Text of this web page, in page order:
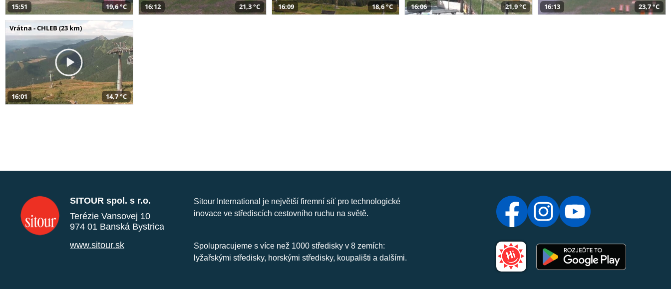
15:51 19,6 °C 16:12 21,3 °C 16:09 18,6 °C 16:06 21,9 °C 16:13 23,7 °C
Vrátna - CHLEB (23 km)
16:01 14,7 °C
SITOUR spol. s r.o.
Terézie Vansovej 10
974 01 Banská Bystrica
www.sitour.sk
Sitour International je největší firemní síť pro technologické
inovace ve střediscích cestovního ruchu na světě.
Spolupracujeme s více než 1000 středisky v 8 zemích:
lyžařskými středisky, horskými středisky, koupališti a dalšími.